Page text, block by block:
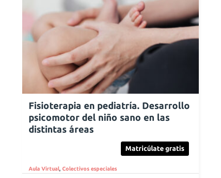
Fisioterapia en pediatría. Desarrollo
psicomotor del niño sano en las
distintas áreas
Matricúlate gratis
Aula Virtual, Colectivos especiales